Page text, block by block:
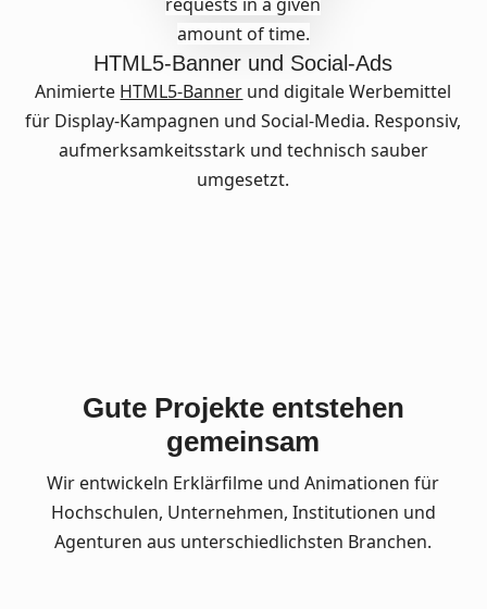
amount of time.
HTML5-Banner und Social-Ads
Animierte HTML5-Banner und digitale Werbemittel
für Display-Kampagnen und Social-Media. Responsiv,
aufmerksamkeitsstark und technisch sauber
umgesetzt.
Gute Projekte entstehen
gemeinsam
Wir entwickeln Erklärfilme und Animationen für
Hochschulen, Unternehmen, Institutionen und
Agenturen aus unterschiedlichsten Branchen.